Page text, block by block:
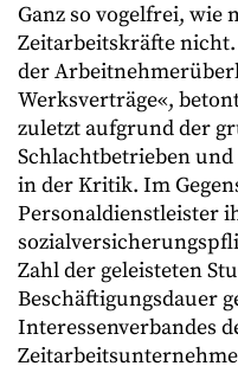
Ganz so vogelfrei, wie
Zeitarbeitskräfte
der
Werksverträge«,
zuletzt aufgrund der
Schlachtbetrieben
in der Kritik. Im
Personaldienstleister
Zahl der geleisteten
Beschäftigungsdauer
Interessenverbandes